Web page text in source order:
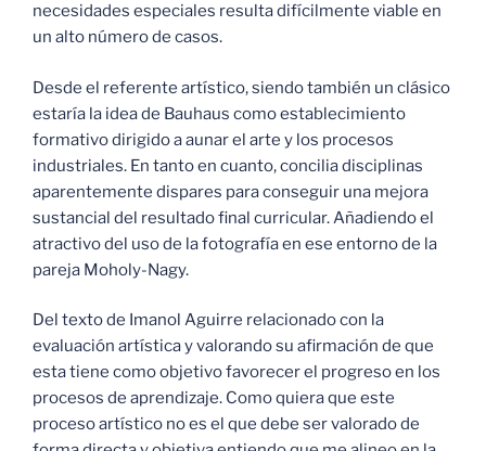
necesidades especiales resulta difícilmente viable en
un alto número de casos.
Desde el referente artístico, siendo también un clásico
estaría la idea de Bauhaus como establecimiento
formativo dirigido a aunar el arte y los procesos
industriales. En tanto en cuanto, concilia disciplinas
aparentemente dispares para conseguir una mejora
sustancial del resultado final curricular. Añadiendo el
atractivo del uso de la fotografía en ese entorno de la
pareja Moholy-Nagy.
Del texto de Imanol Aguirre relacionado con la
evaluación artística y valorando su afirmación de que
esta tiene como objetivo favorecer el progreso en los
procesos de aprendizaje. Como quiera que este
proceso artístico no es el que debe ser valorado de